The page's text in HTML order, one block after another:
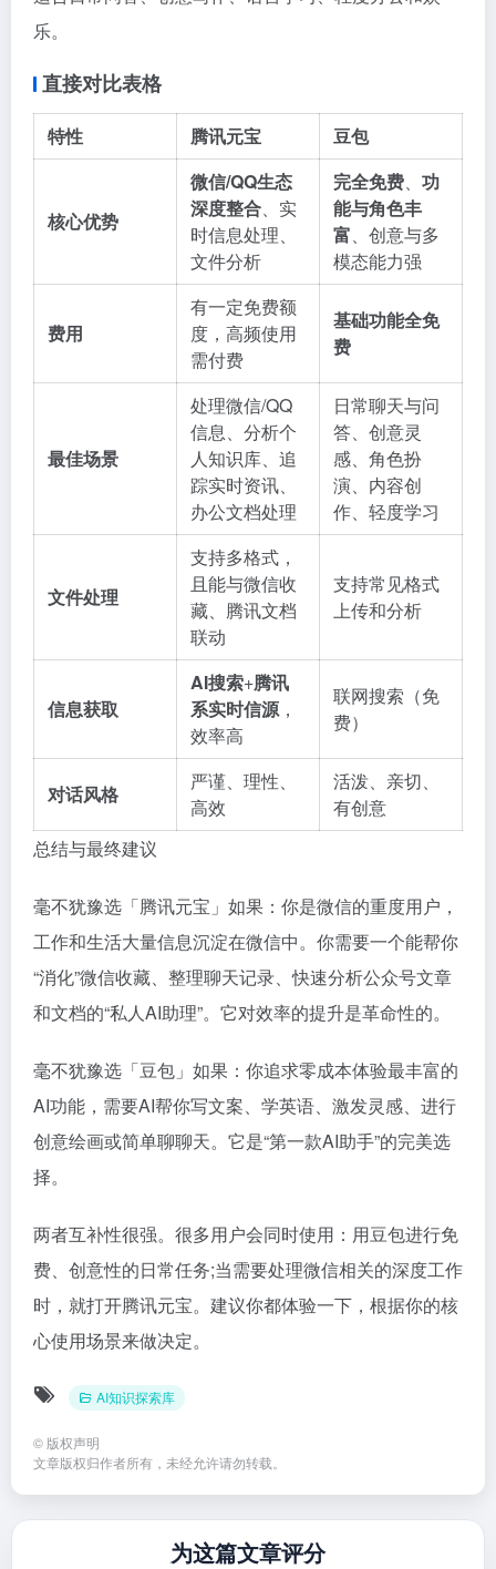
乐。
直接对比表格
特性 腾讯元宝 豆包
核心优势
微信/QQ生态
深度整合 、实
时信息处理、
文件分析
完全免费
功
能与角色丰
富 、创意与多
模态能力强
费用
有一定免费额
度，高频使用
需付费
基础功能全免
费
最佳场景
处理微信/QQ
信息、分析个
人知识库、追
踪实时资讯、
办公文档处理
日常聊天与问
答、创意灵
感、角色扮
演、内容创
作、轻度学习
文件处理
支持多格式，
且能与微信收
藏、腾讯文档
联动
支持常见格式
上传和分析
信息获取
AI搜索+腾讯
系实时信源 ，
效率高
联网搜索（免
费）
对话风格
严谨、理性、
高效
活泼、亲切、
有创意
总结与最终建议
毫不犹豫选「腾讯元宝」如果：你是微信的重度用户，
工作和生活大量信息沉淀在微信中。你需要一个能帮你
“消化”微信收藏、整理聊天记录、快速分析公众号文章
和文档的“私人AI助理”。它对效率的提升是革命性的。
毫不犹豫选「豆包」如果：你追求零成本体验最丰富的
AI功能，需要AI帮你写文案、学英语、激发灵感、进行
创意绘画或简单聊聊天。它是“第一款AI助手”的完美选
择。
两者互补性很强。很多用户会同时使用：用豆包进行免
费、创意性的日常任务;当需要处理微信相关的深度工作
时，就打开腾讯元宝。建议你都体验一下，根据你的核
心使用场景来做决定。
AI知识探索库
© 版权声明
文章版权归作者所有，未经允许请勿转载。
为这篇文章评分